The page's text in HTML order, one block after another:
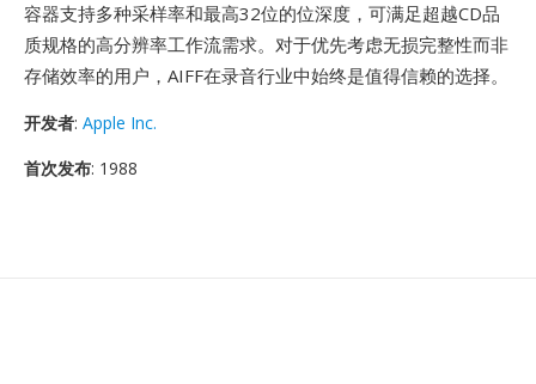
容器支持多种采样率和最高32位的位深度，可满足超越CD品
质规格的高分辨率工作流需求。对于优先考虑无损完整性而非
存储效率的用户，AIFF在录音行业中始终是值得信赖的选择。
开发者: Apple Inc.
首次发布: 1988